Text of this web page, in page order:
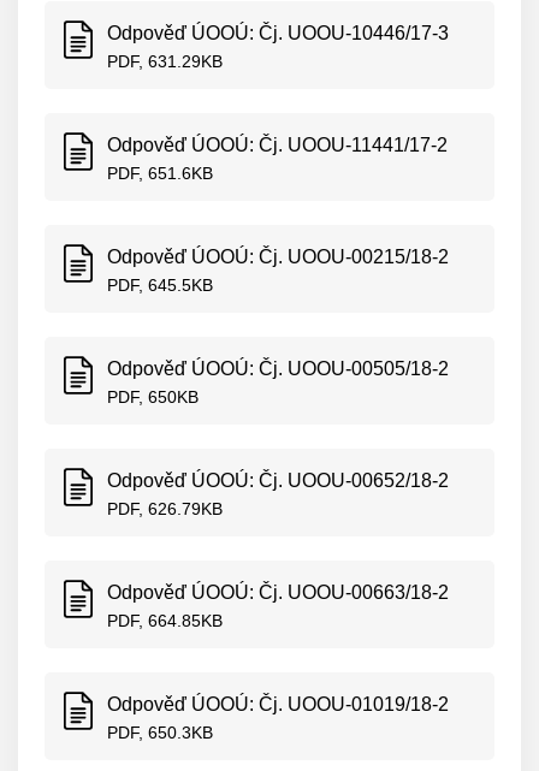
Odpověď ÚOOÚ: Čj. UOOU-10446/17-3
PDF, 631.29KB
Odpověď ÚOOÚ: Čj. UOOU-11441/17-2
PDF, 651.6KB
Odpověď ÚOOÚ: Čj. UOOU-00215/18-2
PDF, 645.5KB
Odpověď ÚOOÚ: Čj. UOOU-00505/18-2
PDF, 650KB
Odpověď ÚOOÚ: Čj. UOOU-00652/18-2
PDF, 626.79KB
Odpověď ÚOOÚ: Čj. UOOU-00663/18-2
PDF, 664.85KB
Odpověď ÚOOÚ: Čj. UOOU-01019/18-2
PDF, 650.3KB